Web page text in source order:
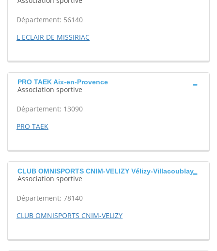
Département: 56140
L ECLAIR DE MISSIRIAC
PRO TAEK Aix-en-Provence
Association sportive
Département: 13090
PRO TAEK
CLUB OMNISPORTS CNIM-VELIZY Vélizy-Villacoublay
Association sportive
Département: 78140
CLUB OMNISPORTS CNIM-VELIZY